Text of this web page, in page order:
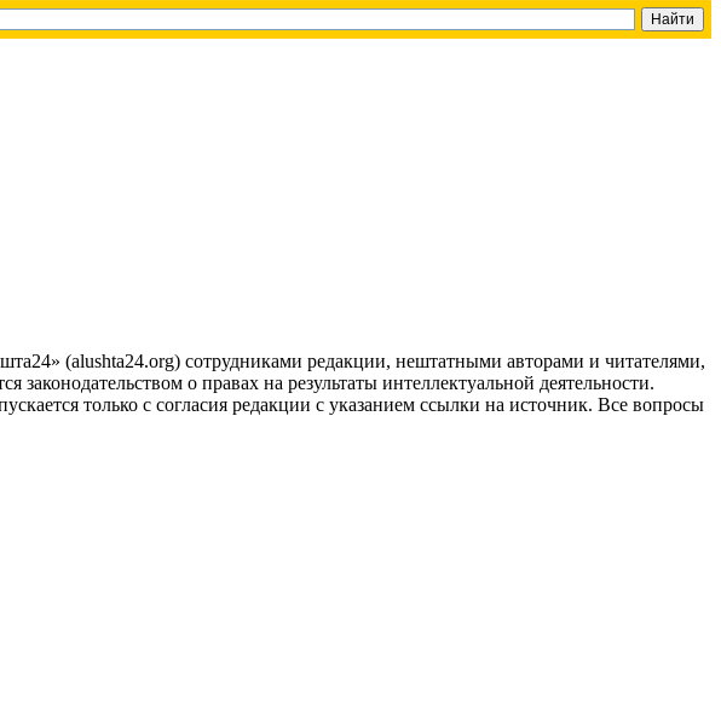
(alushta24.org) сотрудниками редакции, нештатными авторами и читателями,
о правах на результаты интеллектуальной деятельности.
только с согласия редакции с указанием ссылки на источник. Все вопросы